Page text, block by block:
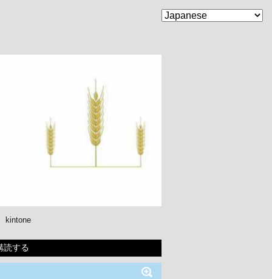
kintone
読する